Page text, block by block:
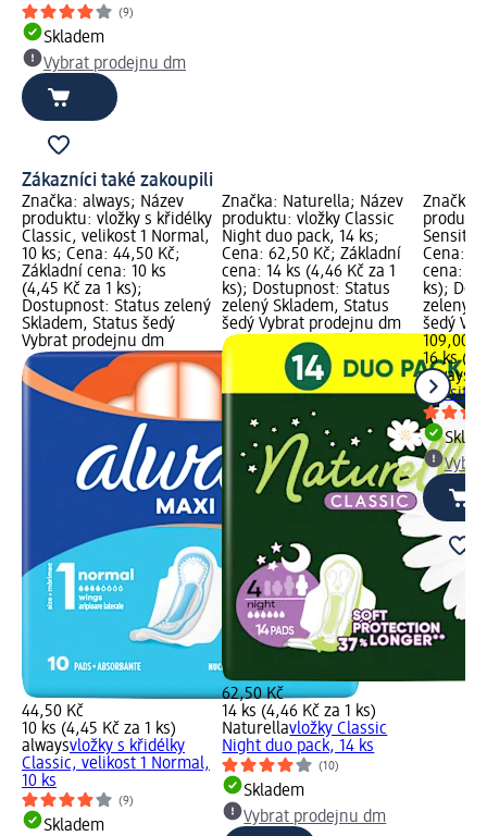
(9)
Skladem
Vybrat prodejnu dm
Zákazníci také zakoupili
Značka: always; Název
produktu: vložky s křidélky
Classic, velikost 1 Normal,
10 ks; Cena: 44,50 Kč;
Základní cena: 10 ks
(4,45 Kč za 1 ks);
Dostupnost: Status zelený
Skladem, Status šedý
Vybrat prodejnu dm
44,50 Kč
10 ks (4,45 Kč za 1 ks)
alwaysvložky s křidélky
Classic, velikost 1 Normal,
10 ks
(9)
Skladem
Značka: Naturella; Název
produktu: vložky Classic
Night duo pack, 14 ks;
Cena: 62,50 Kč; Základní
cena: 14 ks (4,46 Kč za 1
ks); Dostupnost: Status
zelený Skladem, Status
šedý Vybrat prodejnu dm
62,50 Kč
14 ks (4,46 Kč za 1 ks)
Naturellavložky Classic
Night duo pack, 14 ks
(10)
Skladem
Vybrat prodejnu dm
Značka:
Cena:
cena: 16
ks);
zelený
šedý
109,00
16 ks
always